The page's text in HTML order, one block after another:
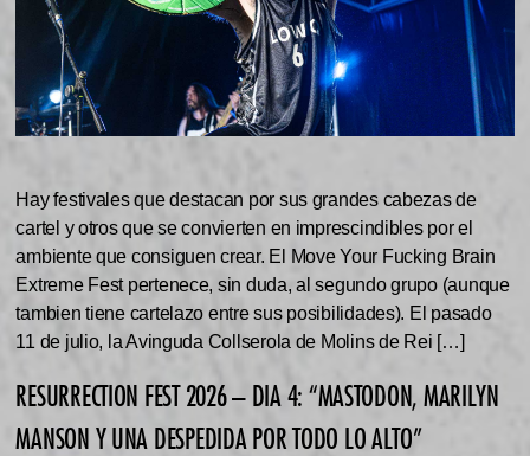
Hay festivales que destacan por sus grandes cabezas de
cartel y otros que se convierten en imprescindibles por el
ambiente que consiguen crear. El Move Your Fucking Brain
Extreme Fest pertenece, sin duda, al segundo grupo (aunque
tambien tiene cartelazo entre sus posibilidades). El pasado
11 de julio, la Avinguda Collserola de Molins de Rei […]
RESURRECTION FEST 2026 – DIA 4: “MASTODON, MARILYN
MANSON Y UNA DESPEDIDA POR TODO LO ALTO”